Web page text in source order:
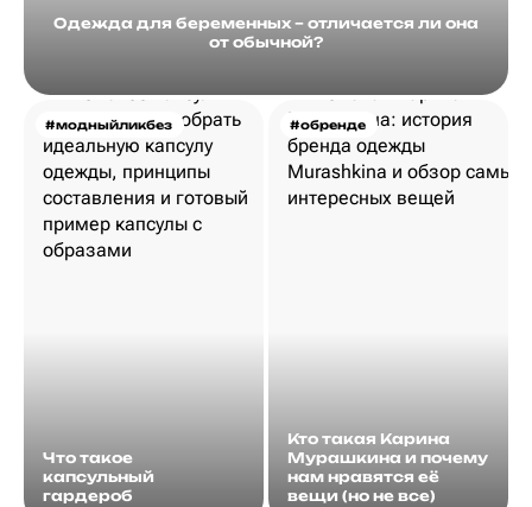
Одежда для беременных – отличается ли она
от обычной?
#модныйликбез
Что такое
капсульный
гардероб
#обренде
Кто такая Карина
Мурашкина и почему
нам нравятся её
вещи (но не все)